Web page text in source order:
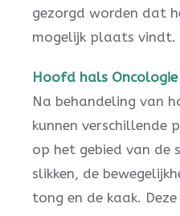
gezorgd worden dat
mogelijk plaats vindt.
Hoofd hals Oncologie
Na behandeling van
kunnen verschillende
op het gebied van de
slikken, de
tong en de kaak.